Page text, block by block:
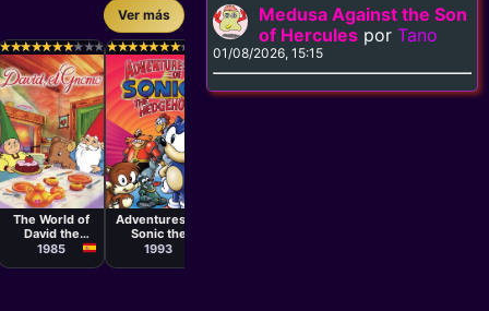
Ver más
★
★★
★★
★★
★★
★★
★★
★★
★★
★★
★
Serie
The World of
David the
Gnome
1985
★
★★
★★
★★
★★
★★
★★
★★
★
Serie
Kent
Butterworth
Adventures of
Sonic the
Hedgehog
1993
★
★★
★★
★★
★★
★★
★★
★ ★
★★
★★
★
Serie
Alan Zaslove,
Steve Clark,
David Block,
Disney's
DuckTales
1987
★
★★
★★
★★
★ ★
★ ★
★★
★ ★★★
★★
★
Serie
Friends
1992
★
★
Medusa Against the Son
of Hercules porTano
01/08/2026, 15:15